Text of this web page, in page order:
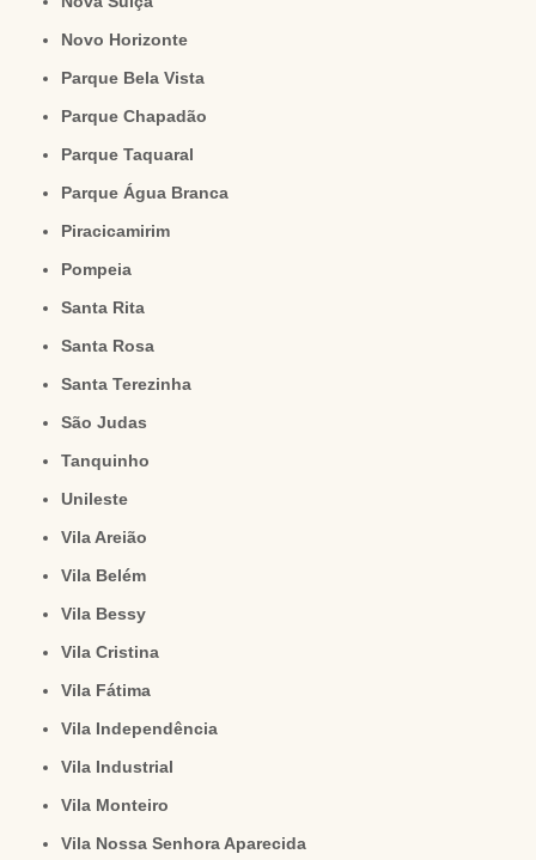
Novo Horizonte
Parque Bela Vista
Parque Chapadão
Parque Taquaral
Parque Água Branca
Piracicamirim
Pompeia
Santa Rita
Santa Rosa
Santa Terezinha
São Judas
Tanquinho
Unileste
Vila Areião
Vila Belém
Vila Bessy
Vila Cristina
Vila Fátima
Vila Independência
Vila Industrial
Vila Monteiro
Vila Nossa Senhora Aparecida